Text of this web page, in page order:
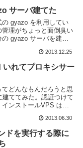
サーバ建てた
gyazo を利用してい
理がちょっと面倒臭い
の gyazo サーバを建て
にあるのでそれを
2013.12.25
れてプロキシサー
どんなもんだろうと思
建ててみた。認証つけて
インストールVPS はさ
覧を見ると squid と
2013.06.30
ドを実行する際に